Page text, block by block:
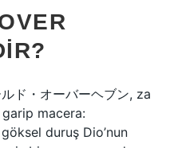
ド・オーバーヘブン, za
macera:
duruş Dio’nun